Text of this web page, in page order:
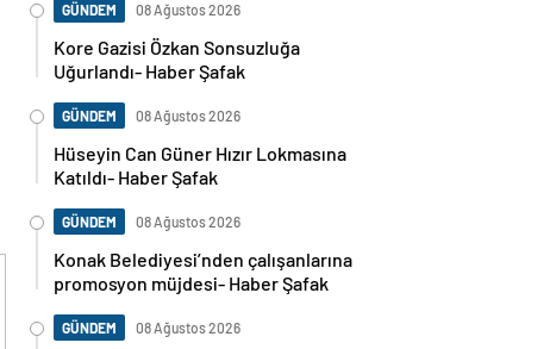
GÜNDEM 08 Ağustos 2026
Kore Gazisi Özkan Sonsuzluğa
Uğurlandı- Haber Şafak
GÜNDEM 08 Ağustos 2026
Hüseyin Can Güner Hızır Lokmasına
Katıldı- Haber Şafak
GÜNDEM 08 Ağustos 2026
Konak Belediyesi’nden çalışanlarına
promosyon müjdesi- Haber Şafak
GÜNDEM 08 Ağustos 2026